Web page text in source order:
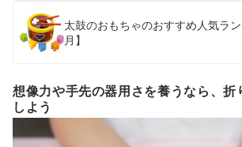
太鼓のおもちゃのおすすめ人気ラ
月】
想像力や手先の器用さを養うなら、折
しよう